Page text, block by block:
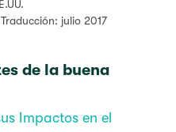
julio 2017
de la buena
Impactos en el